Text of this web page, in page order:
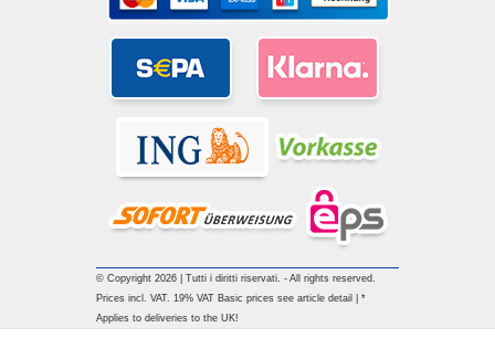
© Copyright 2026 | Tutti i diritti riservati. - All rights reserved.
Prices incl. VAT. 19% VAT Basic prices see article detail | *
Applies to deliveries to the UK!